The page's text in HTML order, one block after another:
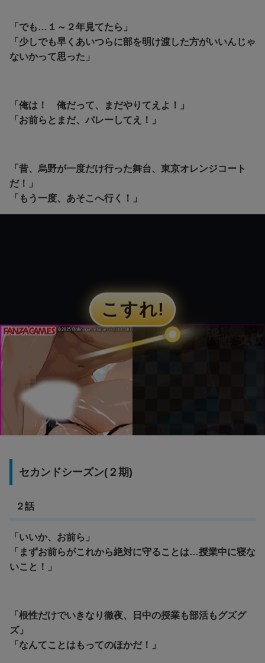
「でも…１～２年見てたら」
「少しでも早くあいつらに部を明け渡した方がいいんじゃ
ないかって思った」
「俺は！ 俺だって、まだやりてえよ！」
「お前らとまだ、バレーしてえ！」
「昔、烏野が一度だけ行った舞台、東京オレンジコート
だ！」
「もう一度、あそこへ行く！」
セカンドシーズン(２期)
２話
「いいか、お前ら」
「まずお前らがこれから絶対に守ることは…授業中に寝な
いこと！」
「根性だけでいきなり徹夜、日中の授業も部活もグズグ
ズ」
「なんてことはもってのほかだ！」